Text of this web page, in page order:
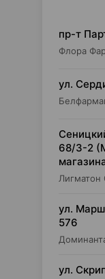
пр-т
ул.
68/3-2
ул.
576
ул.